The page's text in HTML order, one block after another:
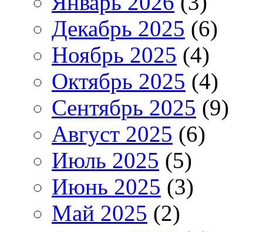
Декабрь 2025 (6)
Ноябрь 2025 (4)
Октябрь 2025 (4)
Сентябрь 2025 (9)
Август 2025 (6)
Июль 2025 (5)
Июнь 2025 (3)
Май 2025 (2)